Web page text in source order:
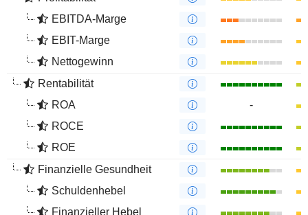
EBITDA-Marge
EBIT-Marge
Nettogewinn
Rentabilität
ROA
-
ROCE
ROE
Finanzielle Gesundheit
Schuldenhebel
Finanzieller Hebel